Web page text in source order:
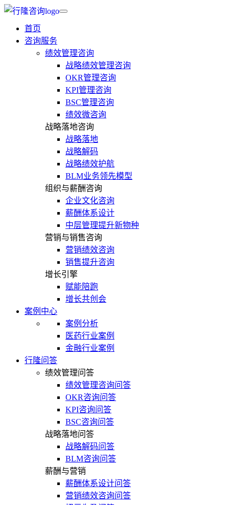
首页
咨询服务
绩效管理咨询
战略绩效管理咨询
OKR管理咨询
KPI管理咨询
BSC管理咨询
绩效微咨询
战略落地咨询
战略落地
战略解码
战略绩效护航
BLM业务领先模型
组织与薪酬咨询
企业文化咨询
薪酬体系设计
中层管理提升新物种
营销与销售咨询
营销绩效咨询
销售提升咨询
增长引擎
赋能陪跑
增长共创会
案例中心
案例分析
医药行业案例
金融行业案例
行隆问答
绩效管理问答
绩效管理咨询问答
OKR咨询问答
KPI咨询问答
BSC咨询问答
战略落地问答
战略解码问答
BLM咨询问答
薪酬与营销
薪酬体系设计问答
营销绩效咨询问答